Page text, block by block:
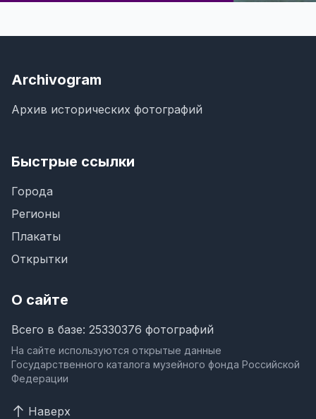
Archivogram
Архив исторических фотографий
Быстрые ссылки
Города
Регионы
Плакаты
Открытки
О сайте
Всего в базе: 25330376 фотографий
На сайте используются открытые данные
Государственного каталога музейного фонда Российской
Федерации
Наверх